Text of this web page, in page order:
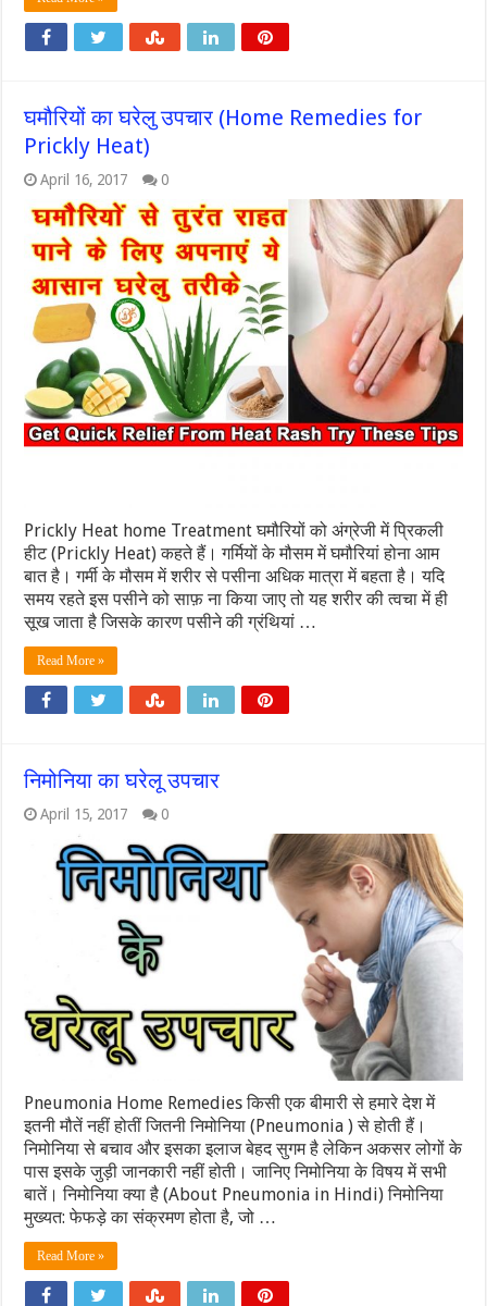
घमौरियों का घरेलु उपचार (Home Remedies for
Prickly Heat)
April 16, 2017 0
Prickly Heat home Treatment घमौरियों को अंग्रेजी में प्रिकली
हीट (Prickly Heat) कहते हैं। गर्मियों के मौसम में घमौरियां होना आम
बात है। गर्मी के मौसम में शरीर से पसीना अधिक मात्रा में बहता है। यदि
समय रहते इस पसीने को साफ़ ना किया जाए तो यह शरीर की त्वचा में ही
सूख जाता है जिसके कारण पसीने की ग्रंथियां …
Read More »
निमोनिया का घरेलू उपचार
April 15, 2017 0
Pneumonia Home Remedies किसी एक बीमारी से हमारे देश में
इतनी मौतें नहीं होतीं जितनी निमोनिया (Pneumonia ) से होती हैं।
निमोनिया से बचाव और इसका इलाज बेहद सुगम है लेकिन अकसर लोगों के
पास इसके जुड़ी जानकारी नहीं होती। जानिए निमोनिया के विषय में सभी
बातें। निमोनिया क्या है (About Pneumonia in Hindi) निमोनिया
मुख्यत: फेफड़े का संक्रमण होता है, जो …
Read More »